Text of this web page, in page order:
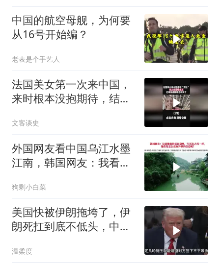
中国的航空母舰，为何要
从16号开始编？
老表是个手艺人
法国美女第一次来中国，
来时根本没抱期待，结果
文客谈史
外国网友看中国乌江水墨
江南，韩国网友：我看见
狗剩小白菜
美国快被伊朗拖垮了，伊
朗死扛到底不低头，中国
温柔度